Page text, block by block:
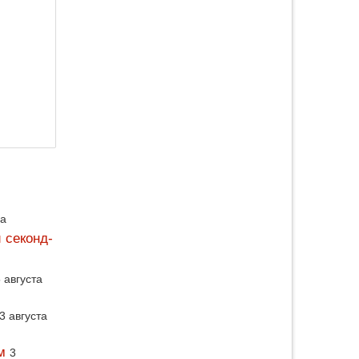
августа
3 августа
3